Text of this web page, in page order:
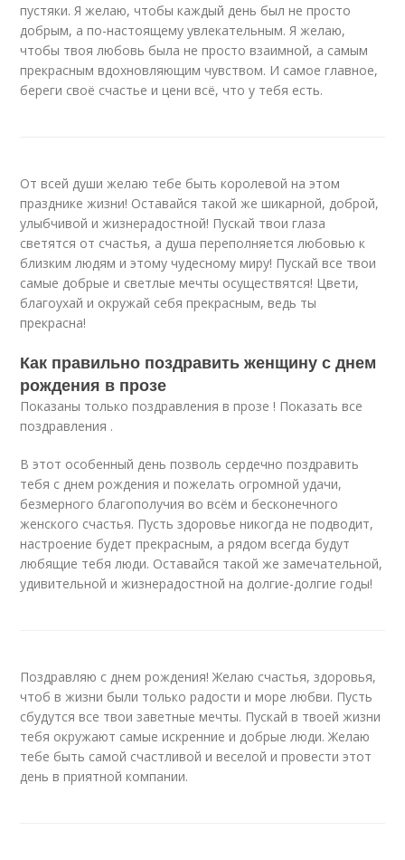
пустяки. Я желаю, чтобы каждый день был не просто
добрым, а по-настоящему увлекательным. Я желаю,
чтобы твоя любовь была не просто взаимной, а самым
прекрасным вдохновляющим чувством. И самое главное,
береги своё счастье и цени всё, что у тебя есть.
От всей души желаю тебе быть королевой на этом
празднике жизни! Оставайся такой же шикарной, доброй,
улыбчивой и жизнерадостной! Пускай твои глаза
светятся от счастья, а душа переполняется любовью к
близким людям и этому чудесному миру! Пускай все твои
самые добрые и светлые мечты осуществятся! Цвети,
благоухай и окружай себя прекрасным, ведь ты
прекрасна!
Как правильно поздравить женщину с днем
рождения в прозе
Показаны только поздравления в прозе ! Показать все
поздравления .
В этот особенный день позволь сердечно поздравить
тебя с днем рождения и пожелать огромной удачи,
безмерного благополучия во всём и бесконечного
женского счастья. Пусть здоровье никогда не подводит,
настроение будет прекрасным, а рядом всегда будут
любящие тебя люди. Оставайся такой же замечательной,
удивительной и жизнерадостной на долгие-долгие годы!
Поздравляю с днем рождения! Желаю счастья, здоровья,
чтоб в жизни были только радости и море любви. Пусть
сбудутся все твои заветные мечты. Пускай в твоей жизни
тебя окружают самые искренние и добрые люди. Желаю
тебе быть самой счастливой и веселой и провести этот
день в приятной компании.